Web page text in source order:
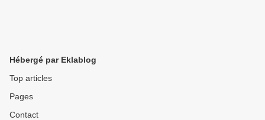
Hébergé par Eklablog
Top articles
Pages
Contact